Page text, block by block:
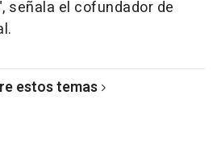
señala el cofundador de
estos temas